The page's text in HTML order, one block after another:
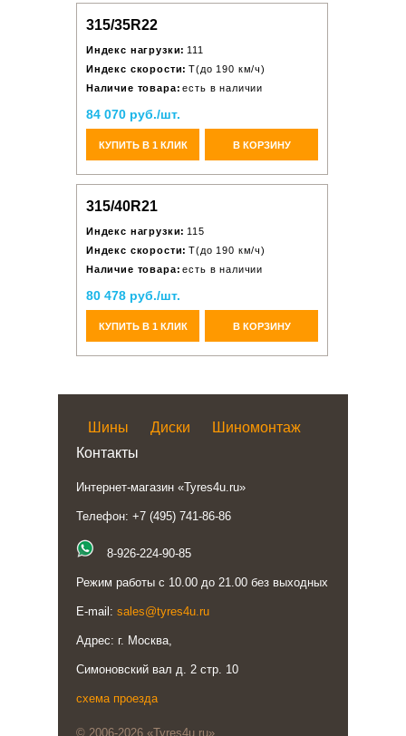
315/35R22
Индекс нагрузки: 111
Индекс скорости: T(до 190 км/ч)
Наличие товара: есть в наличии
84 070 руб./шт.
КУПИТЬ В 1 КЛИК В КОРЗИНУ
315/40R21
Индекс нагрузки: 115
Индекс скорости: T(до 190 км/ч)
Наличие товара: есть в наличии
80 478 руб./шт.
КУПИТЬ В 1 КЛИК В КОРЗИНУ
Шины Диски
Шиномонтаж
Контакты
Интернет-магазин «Tyres4u.ru»
Телефон: +7 (495) 741-86-86
8-926-224-90-85
Режим работы с 10.00 до 21.00 без выходных
E-mail: sales@tyres4u.ru
Адрес: г. Москва,
Симоновский вал д. 2 стр. 10
схема проезда
© 2006-2026 «Tyres4u.ru»